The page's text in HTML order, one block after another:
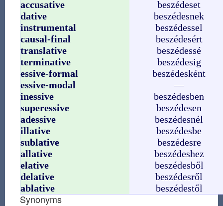
accusative
beszédeset
dative
beszédesnek
instrumental
beszédessel
causal-final
beszédesért
translative
beszédessé
terminative
beszédesig
essive-formal
beszédesként
essive-modal
—
inessive
beszédesben
superessive
beszédesen
adessive
beszédesnél
illative
beszédesbe
sublative
beszédesre
allative
beszédeshez
elative
beszédesből
delative
beszédesről
ablative
beszédestől
Synonyms